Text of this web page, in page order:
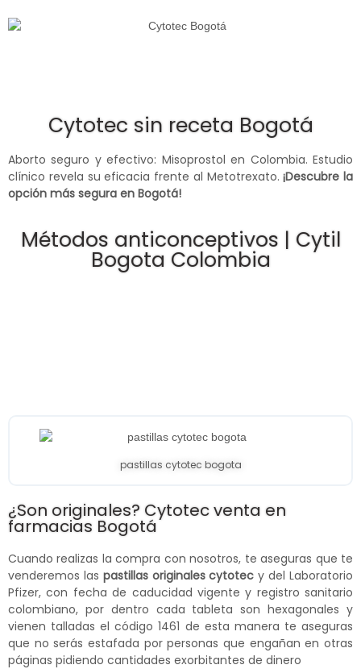
Cytotec sin receta Bogotá
Aborto seguro y efectivo: Misoprostol en Colombia. Estudio
clínico revela su eficacia frente al Metotrexato.¡Descubre la
opción más segura en Bogotá!
Métodos anticonceptivos | Cytil
Bogota Colombia
pastillas cytotec bogota
¿Son originales? Cytotec venta en
farmacias Bogotá
Cuando realizas la compra con nosotros, te aseguras que te
venderemos las pastillas originales cytotec y del Laboratorio
Pfizer, con fecha de caducidad vigente y registro sanitario
colombiano, por dentro cada tableta son hexagonales y
vienen talladas el código 1461 de esta manera te aseguras
que no serás estafada por personas que engañan en otras
páginas pidiendo cantidades exorbitantes de dinero